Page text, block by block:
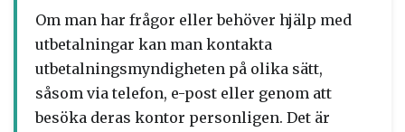
Om man har frågor eller behöver hjälp med
utbetalningar kan man kontakta
utbetalningsmyndigheten på olika sätt,
såsom via telefon, e-post eller genom att
besöka deras kontor personligen. Det är